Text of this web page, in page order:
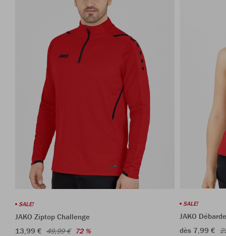
SALE!
JAKO Ziptop Challenge
13,99 € 49,99 € 72 %
SALE!
JAKO
dès 7,99 €